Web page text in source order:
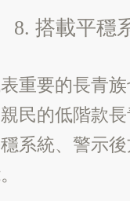
8. 搭載平穩
重要的長青
民的低階款
系統、警示